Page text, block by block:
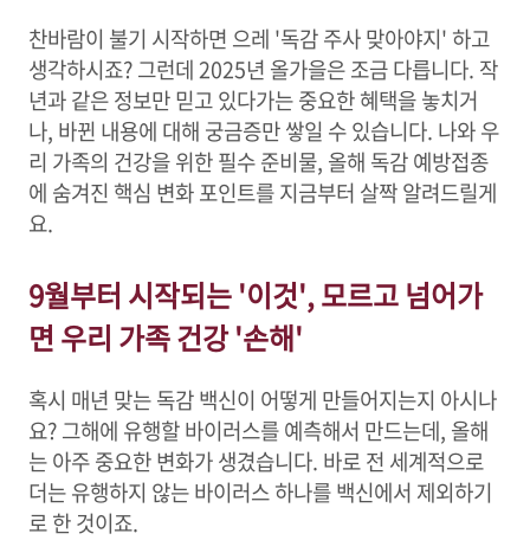
찬바람이 불기 시작하면 으레 '독감 주사 맞아야지' 하고
생각하시죠? 그런데 2025년 올가을은 조금 다릅니다. 작
년과 같은 정보만 믿고 있다가는 중요한 혜택을 놓치거
나, 바뀐 내용에 대해 궁금증만 쌓일 수 있습니다. 나와 우
리 가족의 건강을 위한 필수 준비물, 올해 독감 예방접종
에 숨겨진 핵심 변화 포인트를 지금부터 살짝 알려드릴게
요.
9월부터 시작되는 '이것', 모르고 넘어가
면 우리 가족 건강 '손해'
혹시 매년 맞는 독감 백신이 어떻게 만들어지는지 아시나
요? 그해에 유행할 바이러스를 예측해서 만드는데, 올해
는 아주 중요한 변화가 생겼습니다. 바로 전 세계적으로
더는 유행하지 않는 바이러스 하나를 백신에서 제외하기
로 한 것이죠.